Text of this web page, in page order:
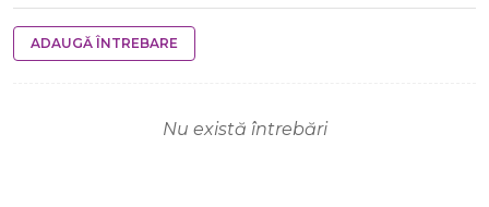
ADAUGĂ ÎNTREBARE
Nu există întrebări